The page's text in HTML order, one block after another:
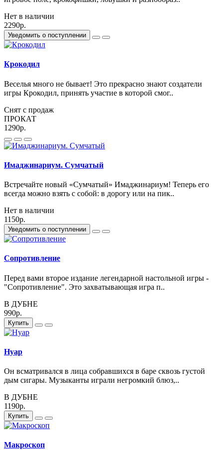
Нет в наличии
2290р.
Уведомить о поступлении
Крокодил
Веселья много не бывает! Это прекрасно знают создатели
игры Крокодил, принять участие в которой смог..
Снят с продаж
ПРОКАТ
1290р.
Имаджинариум. Сумчатый
Встречайте новый «Сумчатый» Имаджинариум! Теперь его
всегда можно взять с собой: в дорогу или на пик..
Нет в наличии
1150р.
Уведомить о поступлении
Сопротивление
Перед вами второе издание легендарной настольной игры -
"Сопротивление". Это захватывающая игра п..
В ДУБНЕ
990р.
Купить
Нуар
Он всматривался в лица собравшихся в баре сквозь густой
дым сигары. Музыканты играли негромкий блюз,..
В ДУБНЕ
1190р.
Купить
Макроскоп